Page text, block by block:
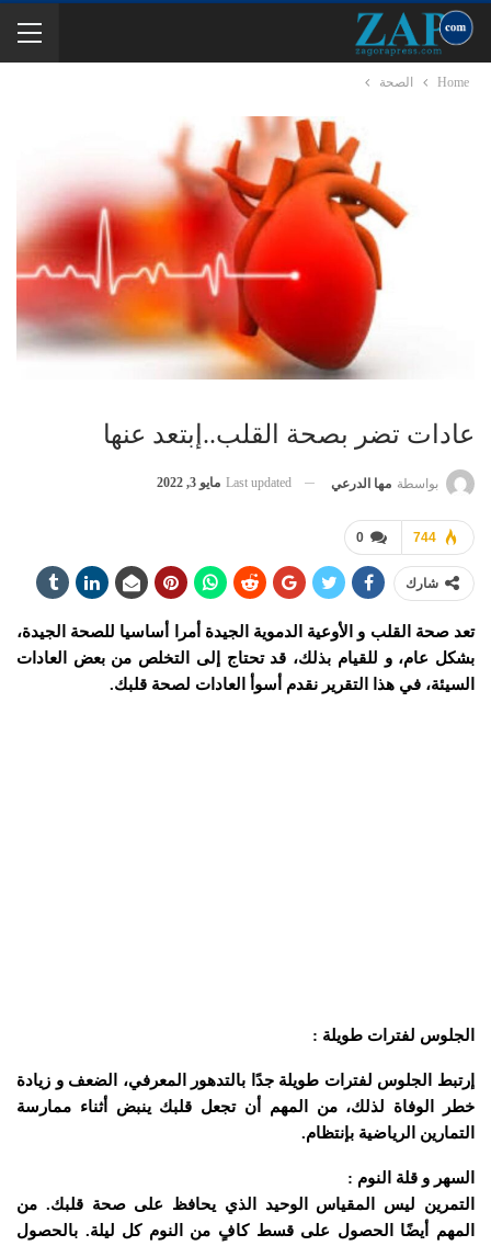
Home الصحة
عادات تضر بصحة القلب..إبتعد عنها
بواسطة مها الدرعي Last updated مايو 3, 2022
0 744
شارك
تعد صحة القلب و الأوعية الدموية الجيدة أمرا أساسيا للصحة الجيدة،
بشكل عام، و للقيام بذلك، قد تحتاج إلى التخلص من بعض العادات
السيئة، في هذا التقرير نقدم أسوأ العادات لصحة قلبك.
الجلوس لفترات طويلة :
إرتبط الجلوس لفترات طويلة جدًا بالتدهور المعرفي، الضعف و زيادة
خطر الوفاة لذلك، من المهم أن تجعل قلبك ينبض أثناء ممارسة
التمارين الرياضية بإنتظام.
السهر و قلة النوم :
التمرين ليس المقياس الوحيد الذي يحافظ على صحة قلبك. من
المهم أيضًا الحصول على قسط كافٍ من النوم كل ليلة. بالحصول